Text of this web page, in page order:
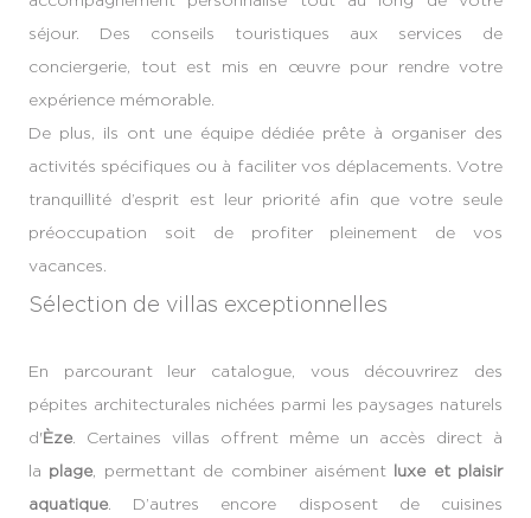
séjour. Des conseils touristiques aux services de
conciergerie, tout est mis en œuvre pour rendre votre
expérience mémorable.
De plus, ils ont une équipe dédiée prête à organiser des
activités spécifiques ou à faciliter vos déplacements. Votre
tranquillité d’esprit est leur priorité afin que votre seule
préoccupation soit de profiter pleinement de vos
vacances.
Sélection de villas exceptionnelles
En parcourant leur catalogue, vous découvrirez des
pépites architecturales nichées parmi les paysages naturels
d'Èze . Certaines villas offrent même un accès direct à
la plage , permettant de combiner aisément luxe et plaisir
aquatique . D’autres encore disposent de cuisines